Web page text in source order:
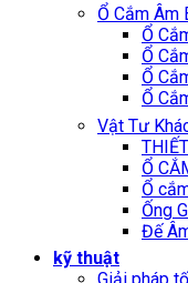
Ổ Cắm Âm
Ổ
Ổ
Ổ
Ổ
Vật Tư
Ổ
Ổ
Ống
Đế
kỹ thuật